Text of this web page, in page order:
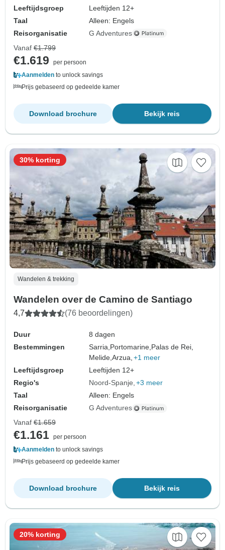
Leeftijdsgroep
Leeftijden 12+
Taal
Alleen: Engels
Reisorganisatie
G Adventures
Vanaf €1.799
€1.619
per persoon
Aanmelden to unlock savings
Prijs gebaseerd op gedeelde kamer
Bekijk reis
Download brochure
Wandelen & trekking
Wandelen over de Camino de Santiago
4,7 (76 beoordelingen)
Duur
8 dagen
Bestemmingen
Sarria, Portomarine, Palas de Rei,
Melide,Arzua, +1 meer
Leeftijdsgroep
Leeftijden 12+
Regio's
Noord-Spanje +3 meer
Taal
Alleen: Engels
Reisorganisatie
G Adventures
30% korting
Vanaf €1.659
€1.161 per persoon
Aanmelden to unlock savings
Prijs gebaseerd op gedeelde kamer
Bekijk reis
Download brochure
20% korting